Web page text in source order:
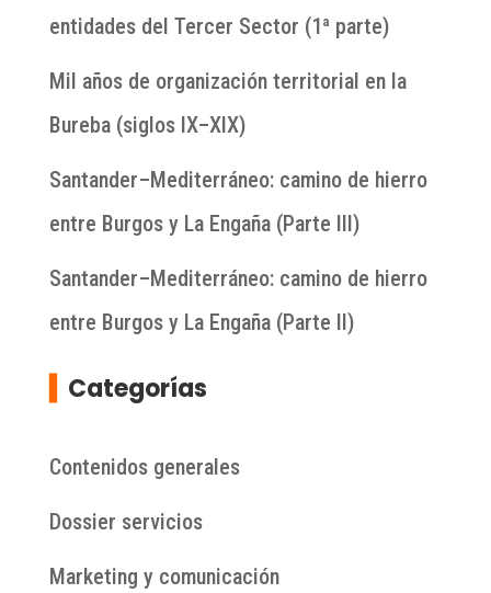
entidades del Tercer Sector (1ª parte)
Mil años de organización territorial en la
Bureba (siglos IX–XIX)
Santander–Mediterráneo: camino de hierro
entre Burgos y La Engaña (Parte III)
Santander–Mediterráneo: camino de hierro
entre Burgos y La Engaña (Parte II)
Categorías
Contenidos generales
Dossier servicios
Marketing y comunicación